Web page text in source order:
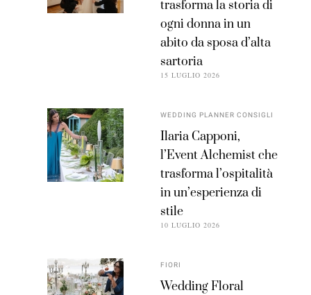
trasforma la storia di
ogni donna in un
abito da sposa d’alta
sartoria
15 LUGLIO 2026
WEDDING PLANNER CONSIGLI
Ilaria Capponi,
l’Event Alchemist che
trasforma l’ospitalità
in un’esperienza di
stile
10 LUGLIO 2026
FIORI
Wedding Floral